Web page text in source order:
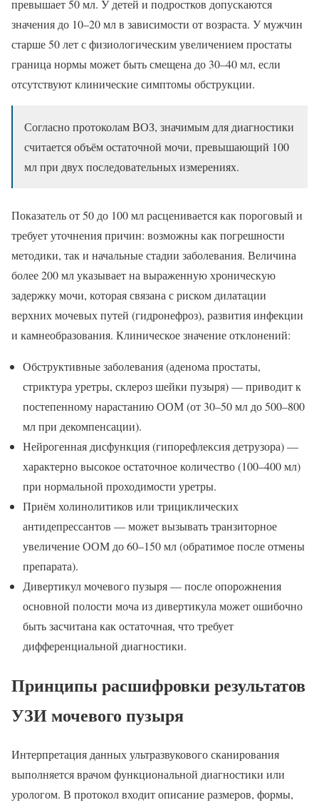
превышает 50 мл. У детей и подростков допускаются
значения до 10–20 мл в зависимости от возраста. У мужчин
старше 50 лет с физиологическим увеличением простаты
граница нормы может быть смещена до 30–40 мл, если
отсутствуют клинические симптомы обструкции.
Согласно протоколам ВОЗ, значимым для диагностики
считается объём остаточной мочи, превышающий 100
мл при двух последовательных измерениях.
Показатель от 50 до 100 мл расценивается как пороговый и
требует уточнения причин: возможны как погрешности
методики, так и начальные стадии заболевания. Величина
более 200 мл указывает на выраженную хроническую
задержку мочи, которая связана с риском дилатации
верхних мочевых путей (гидронефроз), развития инфекции
и камнеобразования. Клиническое значение отклонений:
Обструктивные заболевания (аденома простаты,
стриктура уретры, склероз шейки пузыря) — приводит к
постепенному нарастанию ООМ (от 30–50 мл до 500–800
мл при декомпенсации).
Нейрогенная дисфункция (гипорефлексия детрузора) —
характерно высокое остаточное количество (100–400 мл)
при нормальной проходимости уретры.
Приём холинолитиков или трициклических
антидепрессантов — может вызывать транзиторное
увеличение ООМ до 60–150 мл (обратимое после отмены
препарата).
Дивертикул мочевого пузыря — после опорожнения
основной полости моча из дивертикула может ошибочно
быть засчитана как остаточная, что требует
дифференциальной диагностики.
Принципы расшифровки результатов
УЗИ мочевого пузыря
Интерпретация данных ультразвукового сканирования
выполняется врачом функциональной диагностики или
урологом. В протокол входит описание размеров, формы,